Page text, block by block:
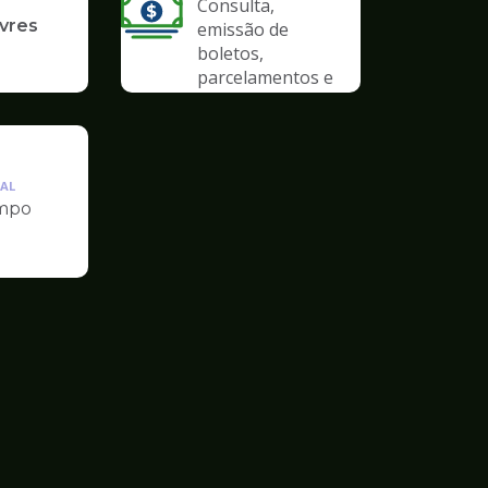
Consulta,
emissão de
boletos,
parcelamentos e